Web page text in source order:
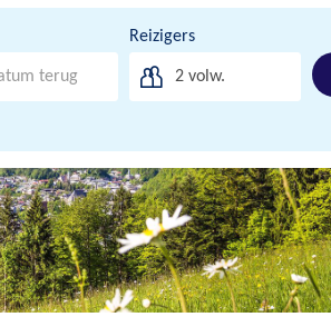
Reizigers
2 volw.